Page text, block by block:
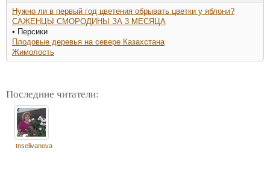
Нужно ли в первый год цветения обрывать цветки у яблони?
САЖЕНЦЫ СМОРОДИНЫ ЗА 3 МЕСЯЦА
• Персики
Плодовые деревья на севере Казахстана
Жимолость
Последние читатели:
tnselivanova